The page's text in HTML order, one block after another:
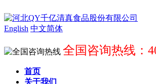
English 中文简体
全国咨询热线：
首页
关于我们